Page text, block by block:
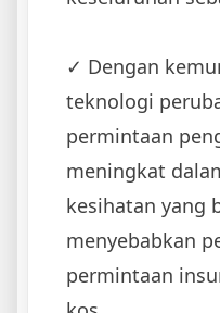
✓ ‌Dengan
teknologi
permintaan
meningkat
kesihatan yang
menyebabkan
permintaan